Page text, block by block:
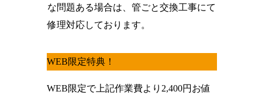
な問題ある場合は、管ごと交換工事にて
修理対応しております。
WEB限定特典！
WEB限定で上記作業費より 2,400円お値